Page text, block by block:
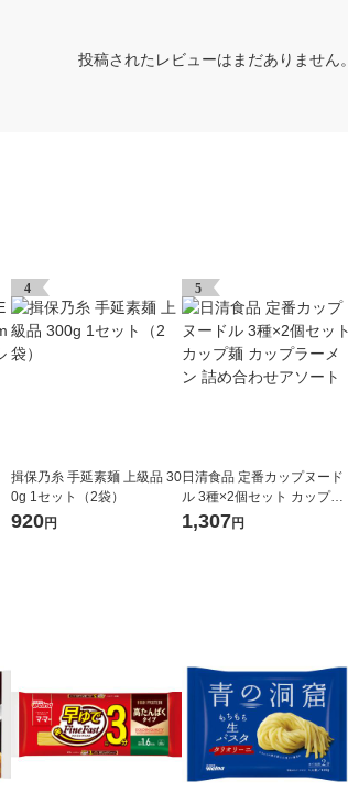
投稿されたレビューはまだありません。
4
揖保乃糸 手延素麺 上級品 30
0g 1セット（2袋）
920円
5
日清食品 定番カップヌード
ル 3種×2個セット カップ麺
カップラーメン 詰め合わせ
1,307円